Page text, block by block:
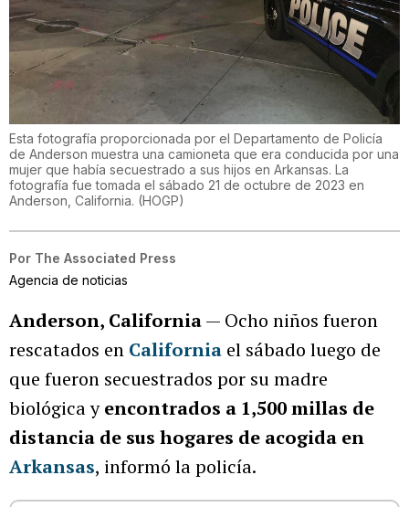
Esta fotografía proporcionada por el Departamento de Policía
de Anderson muestra una camioneta que era conducida por una
mujer que había secuestrado a sus hijos en Arkansas. La
fotografía fue tomada el sábado 21 de octubre de 2023 en
Anderson, California. (HOGP)
Por The Associated Press
Agencia de noticias
Anderson, California— Ocho niños fueron
rescatados en California el sábado luego de
que fueron secuestrados por su madre
biológica yencontrados a 1,500 millas de
distancia de sus hogares de acogida en
Arkansas, informó la policía.